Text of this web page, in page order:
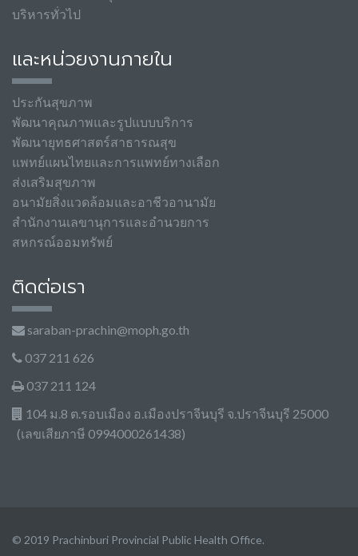
บริหารทั่วไป
และหน่วยงานภายใน
ประกันสุขภาพ
พัฒนาคุณภาพและรูปแบบบริการ
พัฒนายุทธศาสตร์สาธารณสุข
แพทย์แผนไทยและการแพทย์ทางเลือก
ส่งเสริมสุขภาพ
อนามัยสิ่งแวดล้อมและอาชีวอานามัย
สำนักงานเลขานุการและอำนวยการ
สหกรณ์ออมทรัพย์
ติดต่อเรา
saraban-prachin@moph.go.th
037 211 626
037 211 124
104 ม.8 ต.รอบเมือง อ.เมืองปราจีนบุรี จ.ปราจีนบุรี 25000
(เลขเสียภาษี 0994000261438)
© 2019 Prachinburi Provincial Public Health Office.